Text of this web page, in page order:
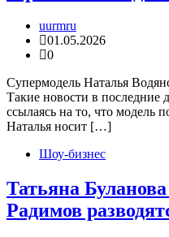
uurmru
01.05.2026
0
Супермодель Наталья
Такие новости в
ссылаясь на то, что модель
Наталья носит […]
Шоу-бизнес
Татьяна
Радимов